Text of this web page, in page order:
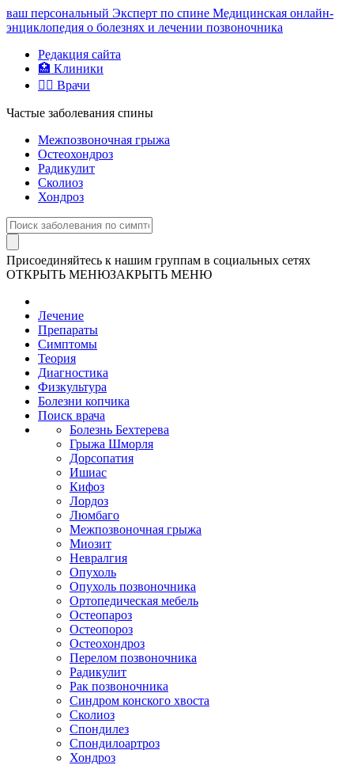
ваш персональный Эксперт по спине Медицинская онлайн-
энциклопедия о болезнях и лечении позвоночника
Редакция сайта
🏥 Клиники
👨‍⚕️ Врачи
Частые заболевания спины
Межпозвоночная грыжа
Остеохондроз
Радикулит
Сколиоз
Хондроз
Присоединяйтесь к нашим группам в социальных сетях
ОТКРЫТЬ МЕНЮЗАКРЫТЬ МЕНЮ
Лечение
Препараты
Симптомы
Теория
Диагностика
Физкультура
Болезни копчика
Поиск врача
Болезнь Бехтерева
Грыжа Шморля
Дорсопатия
Ишиас
Кифоз
Лордоз
Люмбаго
Межпозвоночная грыжа
Миозит
Невралгия
Опухоль
Опухоль позвоночника
Ортопедическая мебель
Остеопароз
Остеопороз
Остеохондроз
Перелом позвоночника
Радикулит
Рак позвоночника
Синдром конского хвоста
Сколиоз
Спондилез
Спондилоартроз
Хондроз